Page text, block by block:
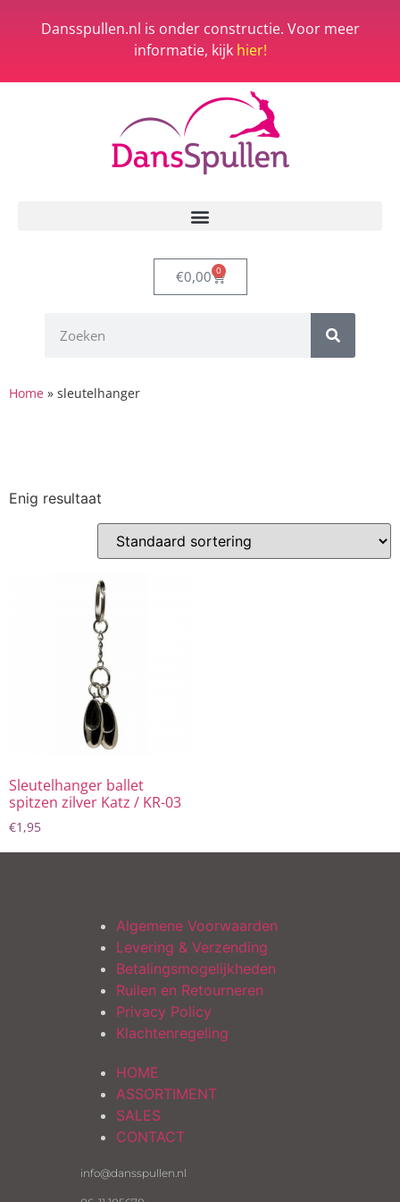
Dansspullen.nl is onder constructie. Voor meer
informatie, kijk hier!
€0,00 0
Home » sleutelhanger
Enig resultaat
Sleutelhanger ballet
spitzen zilver Katz / KR-03
€1,95
info@dansspullen.nl
HOME
ASSORTIMENT
SALES
CONTACT
Algemene Voorwaarden
Levering & Verzending
Betalingsmogelijkheden
Ruilen en Retourneren
Privacy Policy
Klachtenregeling